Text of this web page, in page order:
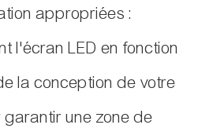
appropriées :
l'écran LED en fonction
la conception de votre
une zone de